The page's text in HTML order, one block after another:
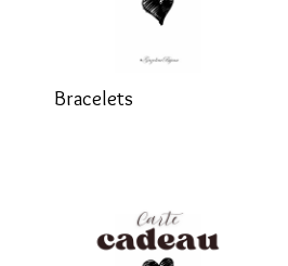
Bracelets